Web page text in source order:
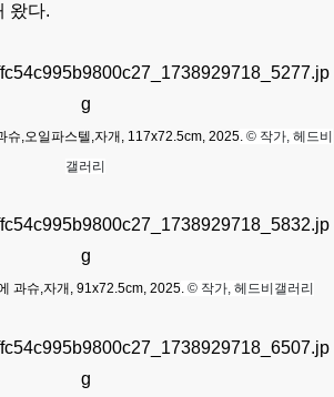
왔다.
슈,오일파스텔,자개 , 117x72.5cm, 2025. © 작가, 헤드비
갤러리
과슈,자개, 91x72.5cm, 2025. © 작가, 헤드비갤러리